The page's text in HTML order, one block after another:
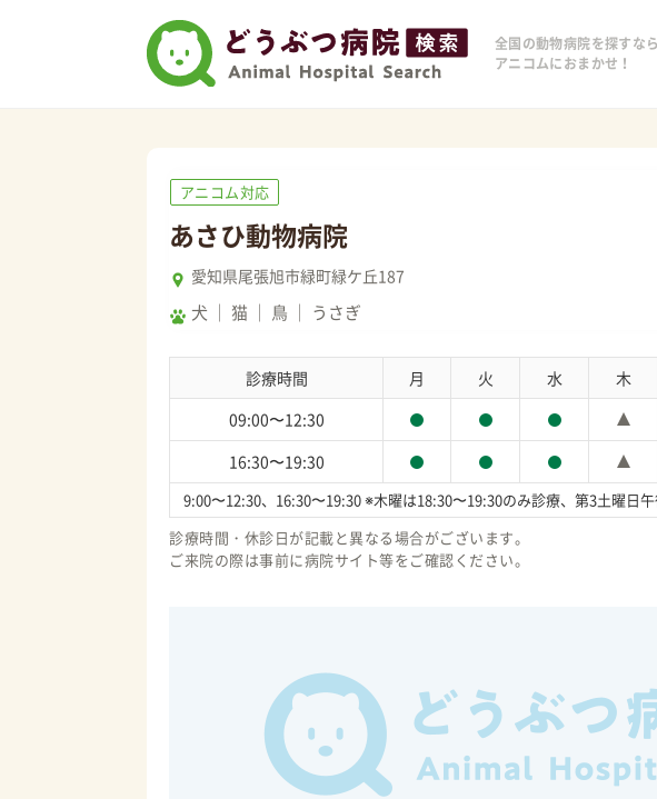
全国の動物病院を探すなら
アニコムにおまかせ！
アニコム対応
あさひ動物病院
愛知県尾張旭市緑町緑ケ丘187
犬 猫 鳥 うさぎ
診療時間 月 火 水 木
09:00〜12:30
16:30〜19:30
9:00〜12:30、16:30〜19:30 ※木曜は18:30〜19:30のみ診療、第3土曜日
診療時間・休診日が記載と異なる場合がございます。
ご来院の際は事前に病院サイト等をご確認ください。